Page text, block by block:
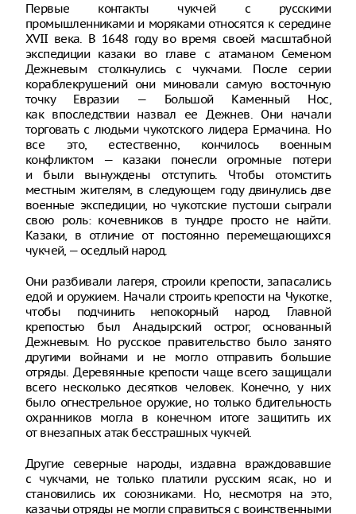
Первые контакты чукчей с русскими
промышленниками и моряками относятся к середине
XVII века. В 1648 году во время своей масштабной
экспедиции казаки во главе с атаманом Семеном
Дежневым столкнулись с чукчами. После серии
кораблекрушений они миновали самую восточную
точку Евразии — Большой Каменный Нос,
как впоследствии назвал ее Дежнев. Они начали
торговать с людьми чукотского лидера Ермачина. Но
все это, естественно, кончилось военным
конфликтом — казаки понесли огромные потери
и были вынуждены отступить. Чтобы отомстить
местным жителям, в следующем году двинулись две
военные экспедиции, но чукотские пустоши сыграли
свою роль: кочевников в тундре просто не найти.
Казаки, в отличие от постоянно перемещающихся
чукчей, — оседлый народ.
Они разбивали лагеря, строили крепости, запасались
едой и оружием. Начали строить крепости на Чукотке,
чтобы подчинить непокорный народ. Главной
крепостью был Анадырский острог, основанный
Дежневым. Но русское правительство было занято
другими войнами и не могло отправить большие
отряды. Деревянные крепости чаще всего защищали
всего несколько десятков человек. Конечно, у них
было огнестрельное оружие, но только бдительность
охранников могла в конечном итоге защитить их
от внезапных атак бесстрашных чукчей.
Другие северные народы, издавна враждовавшие
с чукчами, не только платили русским ясак, но и
становились их союзниками. Но, несмотря на это,
казачьи отряды не могли справиться с воинственными